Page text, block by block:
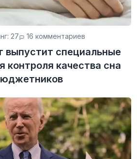
27 16 комментариев
выпустит специальные
контроля качества сна